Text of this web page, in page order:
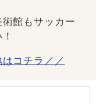
館もサッカー
コチラ／／